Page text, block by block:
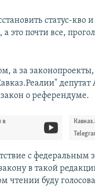
статус-кво и
это почти все,
а за
о референдуме.
в
с федеральным
в такой
чтении буду